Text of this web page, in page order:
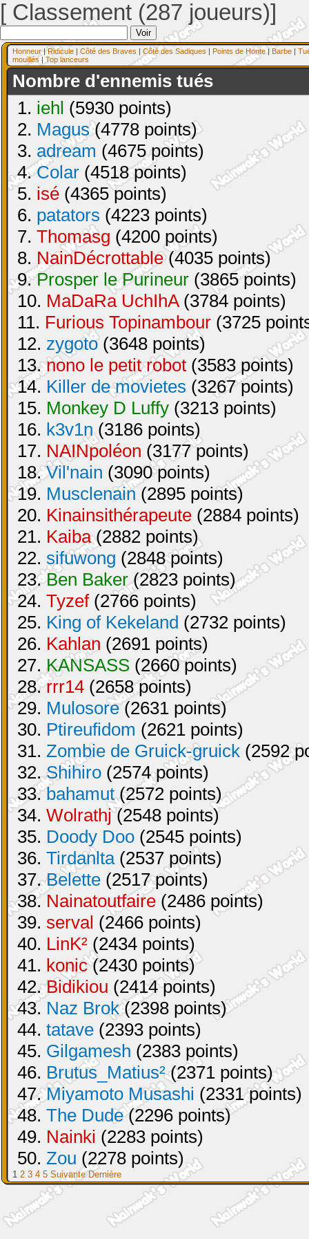
[ Classement (287 joueurs)]
Honneur|Ridicule | Côté des Braves | Côté des Sadiques | Points de Honte| Barbe |
mouillés| Top lanceurs
Nombre d'ennemis tués
1. iehl (5930 points)
2. Magus(4778 points)
3. adream (4675 points)
4.Colar (4518 points)
5. isé (4365 points)
6. patators (4223 points)
7. Thomasg (4200 points)
8. NainDécrottable(4035 points)
9.Prosper le Purineur (3865 points)
10. MaDaRa UchIhA(3784 points)
11. Furious Topinambour (3725
12. zygoto(3648 points)
13.nono le petit robot (3583 points)
14. Killer de movietes (3267 points)
15. Monkey D Luffy (3213 points)
16. k3v1n(3186 points)
17. NAINpoléon (3177 points)
18.Vil'nain (3090 points)
19. Musclenain (2895 points)
20. Kinainsithérapeute (2884 points)
21. Kaiba(2882 points)
22. sifuwong (2848 points)
23.Ben Baker(2823 points)
24. Tyzef(2766 points)
25. King of Kekeland (2732 points)
26. Kahlan (2691 points)
27. KANSASS (2660 points)
28.rrr14 (2658 points)
29. Mulosore(2631 points)
30. Ptireufidom (2621 points)
31. Zombie de Gruick-gruick (2592
32.Shihiro (2574 points)
33.bahamut(2572 points)
34. Wolrathj(2548 points)
35. Doody Doo (2545 points)
36. Tirdanlta(2537 points)
37.Belette (2517 points)
38. Nainatoutfaire (2486 points)
39. serval (2466 points)
40. LinK² (2434 points)
41. konic(2430 points)
42.Bidikiou (2414 points)
43. Naz Brok(2398 points)
44. tatave (2393 points)
45. Gilgamesh (2383 points)
46. Brutus_Matius²(2371 points)
47.Miyamoto Musashi (2331 points)
48. The Dude(2296 points)
49. Nainki (2283 points)
50. Zou (2278 points)
1 2 3 4 5 Suivante Dernière